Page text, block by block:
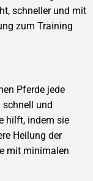
schneller und mit
zum Training
Pferde jede
schnell und
hilft, indem sie
Heilung der
mit minimalen